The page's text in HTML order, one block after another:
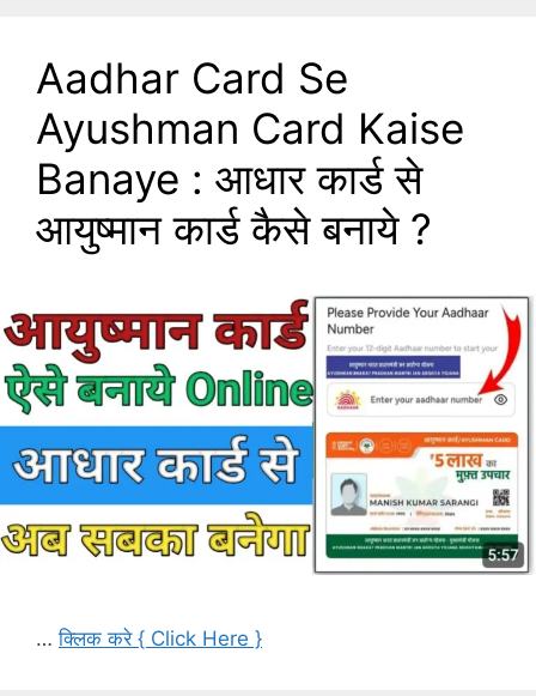
Aadhar Card Se
Ayushman Card Kaise
Banaye : आधार कार्ड से
आयुष्मान कार्ड कैसे बनाये ?
…क्लिक करे { Click Here }